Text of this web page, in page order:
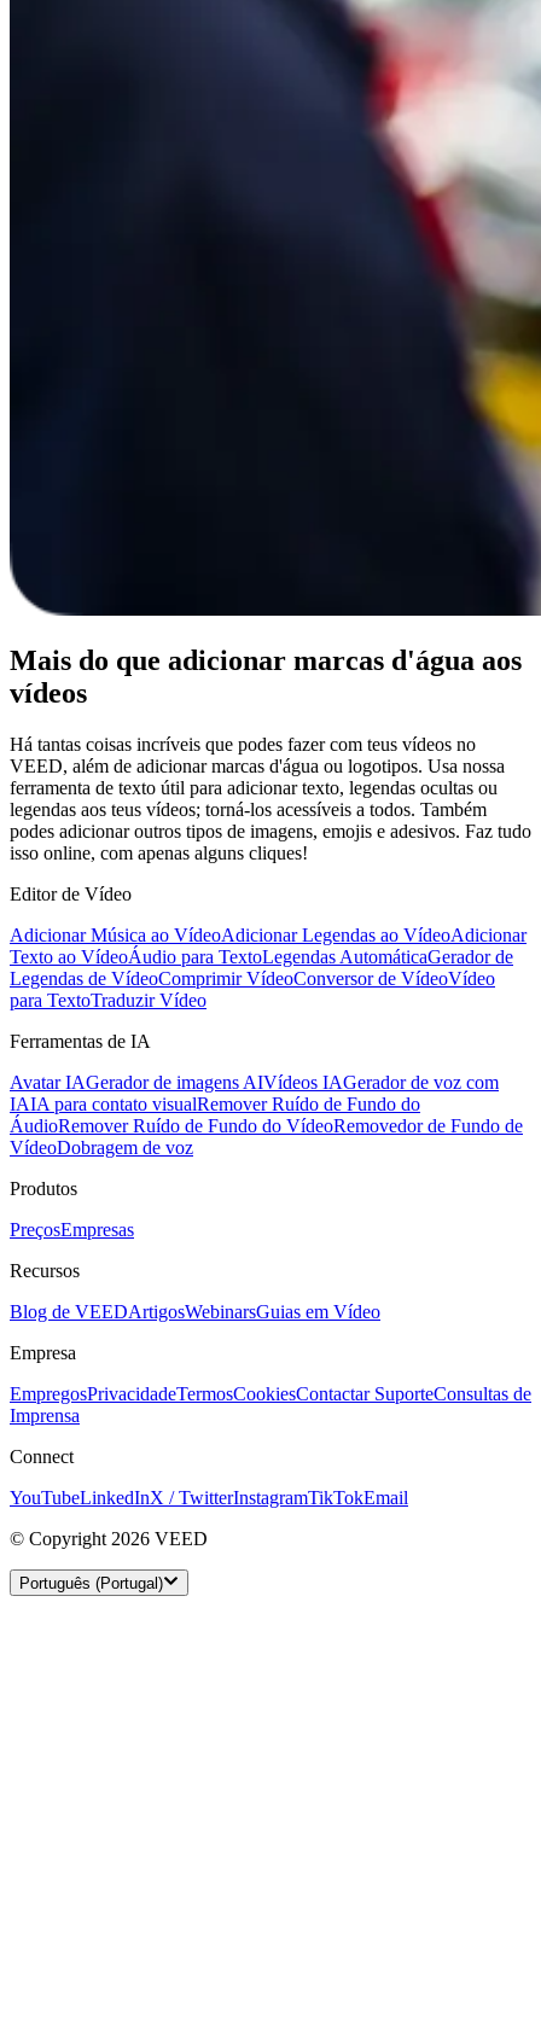
Mais do que adicionar marcas d'água aos
vídeos
Há tantas coisas incríveis que podes fazer com teus vídeos no
VEED, além de adicionar marcas d'água ou logotipos. Usa nossa
ferramenta de texto útil para adicionar texto, legendas ocultas ou
legendas aos teus vídeos; torná-los acessíveis a todos. Também
podes adicionar outros tipos de imagens, emojis e adesivos. Faz tudo
isso online, com apenas alguns cliques!
Editor de Vídeo
Adicionar Música ao VídeoAdicionar Legendas ao VídeoAdicionar
Texto ao VídeoÁudio para TextoLegendas AutomáticaGerador de
Legendas de VídeoComprimir VídeoConversor de VídeoVídeo
para TextoTraduzir Vídeo
Ferramentas de IA
Avatar IAGerador de imagens AIVídeos IAGerador de voz com
IAIA para contato visualRemover Ruído de Fundo do
ÁudioRemover Ruído de Fundo do VídeoRemovedor de Fundo de
VídeoDobragem de voz
Produtos
PreçosEmpresas
Recursos
Blog de VEEDArtigosWebinarsGuias em Vídeo
Empresa
EmpregosPrivacidadeTermosCookiesContactar SuporteConsultas de
Imprensa
Connect
YouTubeLinkedInX / TwitterInstagramTikTokEmail
© Copyright 2026 VEED
Português (Portugal)